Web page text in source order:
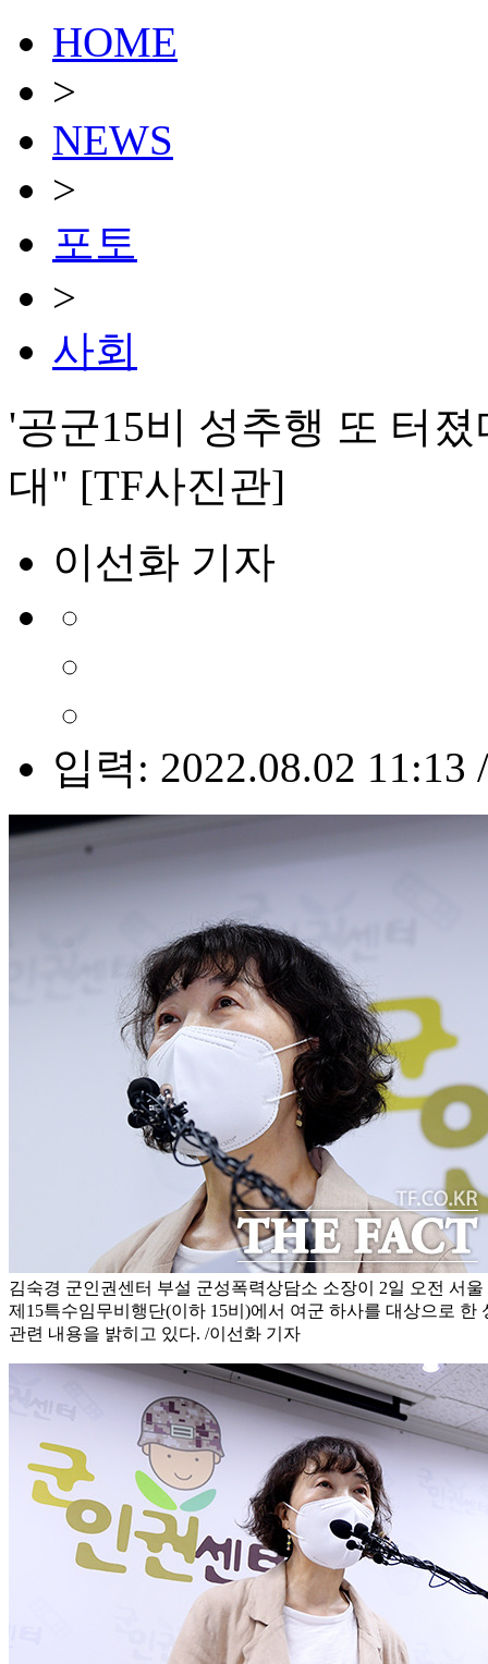
HOME
>
NEWS
>
포토
>
사회
'공군15비 성추행 또 터
대" [TF사진관]
이선화 기자
입력: 2022.08.02 11:13
김숙경 군인권센터 부설 군성폭력상담소 소장이 2일 오전 서
제15특수임무비행단(이하 15비)에서 여군 하사를 대상으로 한
관련 내용을 밝히고 있다. /이선화 기자